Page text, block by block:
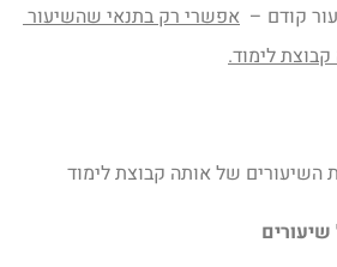
קודם – אפשרי רק בתנאי שהשיעור
לימוד.
השיעורים של אותה קבוצת לימוד